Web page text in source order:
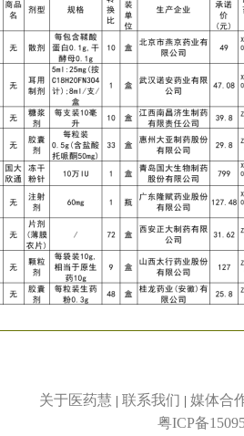
关于医药慧 联系我们 媒体合
粤ICP备